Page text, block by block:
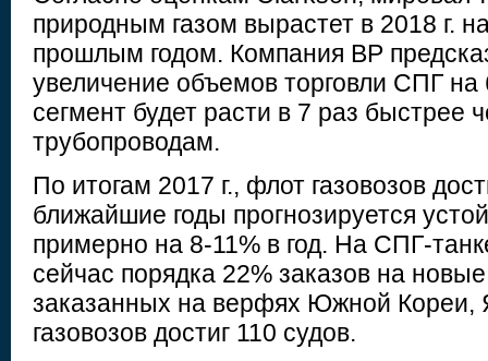
природным газом вырастет в 2018 г.
прошлым годом. Компания BP
увеличение объемов торговли СПГ
сегмент будет расти в 7 раз быстрее
трубопроводам.
По итогам 2017 г., флот газовозов
ближайшие годы прогнозируется
примерно на 8-11% в год. На СПГ-
сейчас порядка 22% заказов на
заказанных на верфях Южной Кореи,
газовозов достиг 110 судов.